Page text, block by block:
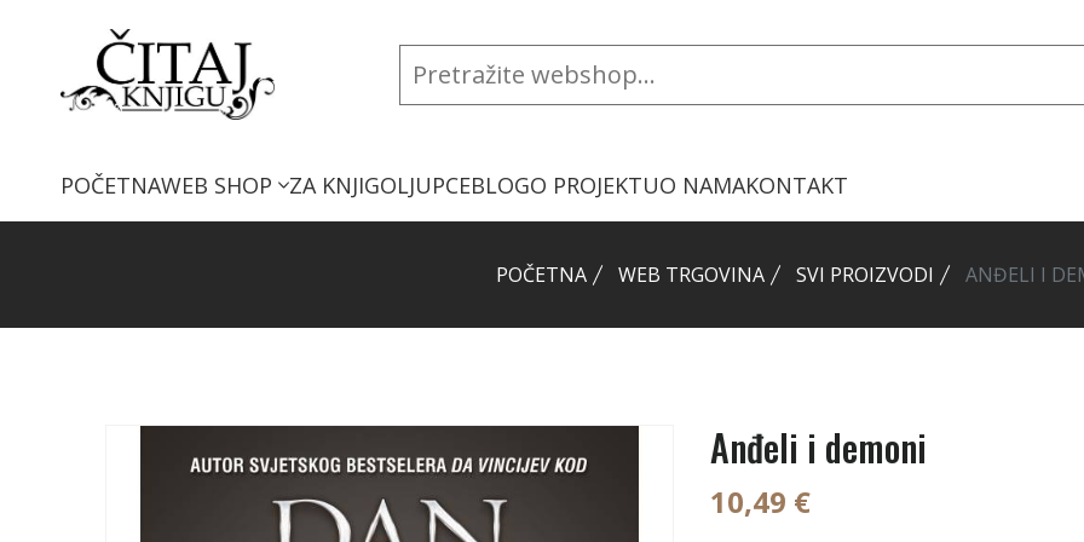
POČETNAWEB SHOP ZA KNJIGOLJUPCEBLOGO PROJEKTUO NAMAKONTAKT
POČETNA WEB TRGOVINA SVI PROIZVODI ANĐELI I
Anđeli i demoni
10,49 €